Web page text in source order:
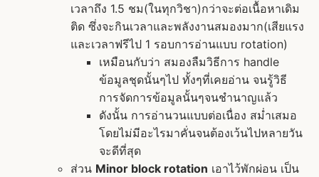
เวลาถึง 1.5 ชม(ในทุกวิชา)กว่าจะต่อเนื้อหาเดิม
ติด ซึ่งจะกินเวลาและพลังงานสมองมาก(เสียแรง
และเวลาฟรีไป 1 รอบการอ่านแบบ rotation)
เหมือนกับว่า สมองลืมวิธีการ handle
ข้อมูลชุดนั้นๆไป ทั้งๆที่เคยอ่าน จนรู้วิธี
การจัดการข้อมูลนั้นๆจนชำนาญแล้ว
ดังนั้น การอ่านวนแบบต่อเนื่อง สม่ำเสมอ
โดยไม่มีอะไรมาคั่นจนต้องเว้นไปหลายวัน
จะดีที่สุด
ส่วน Minor block rotation เอาไว้พักผ่อน เป็น